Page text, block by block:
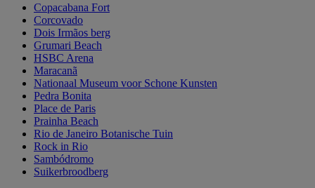
Copacabana Fort
Corcovado
Dois Irmãos berg
Grumari Beach
HSBC Arena
Maracanã
Nationaal Museum voor Schone Kunsten
Pedra Bonita
Place de Paris
Prainha Beach
Rio de Janeiro Botanische Tuin
Rock in Rio
Sambódromo
Suikerbroodberg